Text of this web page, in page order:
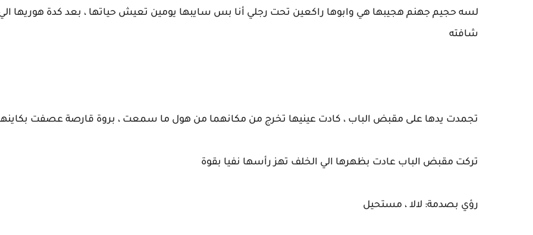
لسه حجيم جهنم هجيبها هي وابوها راكعين تحت رجلي أنا بس سايبها يومين تعيش حياتها ، بعد كدة هوريها
شافته
تجمدت يدها على مقبض الباب ، كادت عينيها تخرج من مكانهما من هول ما سمعت ، بروة قارصة عصفت
تركت مقبض الباب عادت بظهرها الي الخلف تهز رأسها نفيا بقوة
رؤي بصدمة: لالا ، مستحيل